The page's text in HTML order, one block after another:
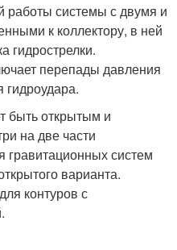
работы системы с двумя и
к коллектору, в ней
гидрострелки.
перепады давления
гидроудара.
быть открытым и
на две части
гравитационных систем
варианта.
контуров с